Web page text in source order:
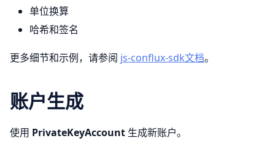
单位换算
哈希和签名
更多细节和示例，请参阅 js-conflux-sdk文档。
账户生成
使用 PrivateKeyAccount 生成新账户。